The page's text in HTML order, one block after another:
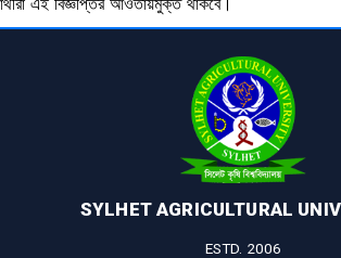
SYLHET AGRICULTURAL
ESTD. 2006